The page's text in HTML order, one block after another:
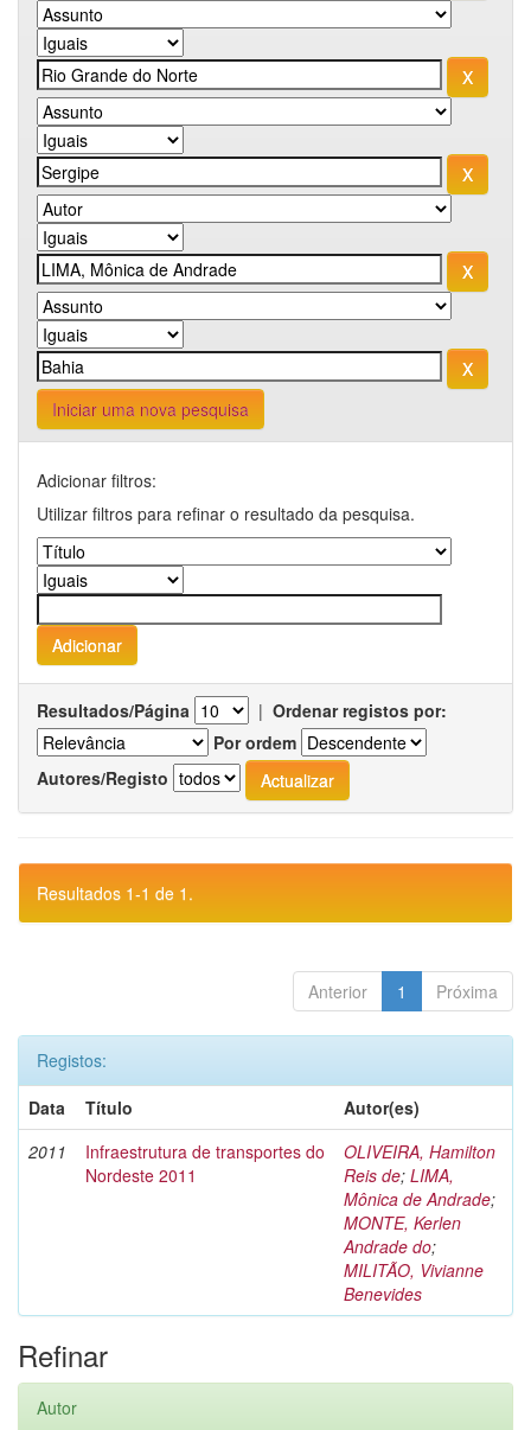
Iniciar uma nova pesquisa
Adicionar filtros:
Utilizar filtros para refinar o resultado da pesquisa.
Resultados/Página | Ordenar registos por:
Por ordem
Autores/Registo
Resultados 1-1 de 1.
Anterior 1 Próxima
Registos:
Data
Título
Autor(es)
2011
Infraestrutura de transportes do
Nordeste 2011
OLIVEIRA, Hamilton
Reis de; LIMA,
Mônica de Andrade;
MONTE, Kerlen
Andrade do;
MILITÃO, Vivianne
Benevides
Refinar
Autor